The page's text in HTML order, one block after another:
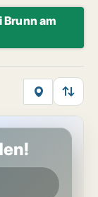
Brunn am